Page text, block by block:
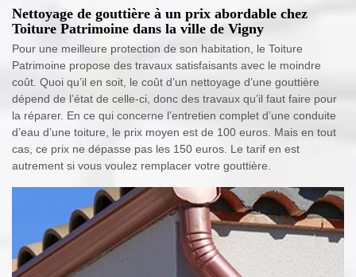
Nettoyage de gouttière à un prix abordable chez
Toiture Patrimoine dans la ville de Vigny
Pour une meilleure protection de son habitation, le Toiture
Patrimoine propose des travaux satisfaisants avec le moindre
coût. Quoi qu’il en soit, le coût d’un nettoyage d’une gouttière
dépend de l’état de celle-ci, donc des travaux qu’il faut faire pour
la réparer. En ce qui concerne l’entretien complet d’une conduite
d’eau d’une toiture, le prix moyen est de 100 euros. Mais en tout
cas, ce prix ne dépasse pas les 150 euros. Le tarif en est
autrement si vous voulez remplacer votre gouttière.